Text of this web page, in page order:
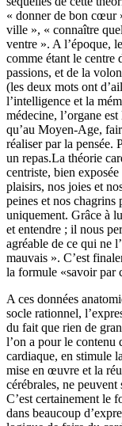
« donner de bon cœur
ville », « connaître
ventre ». A l’époque,
comme étant le centre
passions, et de la
(les deux mots ont
l’intelligence et la
médecine, l’organe
qu’au Moyen-Age,
réaliser par la pensée.
un repas.La théorie
centriste, bien
plaisirs, nos joies et
peines et nos chagrins
uniquement. Grâce à
et entendre ; il nous
agréable de ce qui ne
mauvais ». C’est
la formule «savoir par
A ces données
socle rationnel,
du fait que rien de
l’on a pour le contenu
cardiaque, en stimule
mise en œuvre et la
cérébrales, ne
C’est certainement le
dans beaucoup